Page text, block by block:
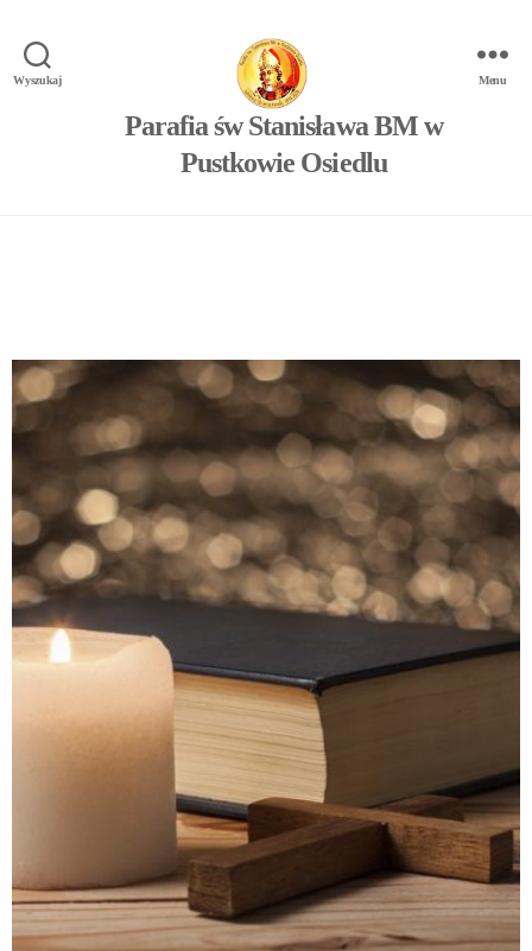
Wyszukaj
Parafia św Stanisława BM w
Pustkowie Osiedlu
Menu